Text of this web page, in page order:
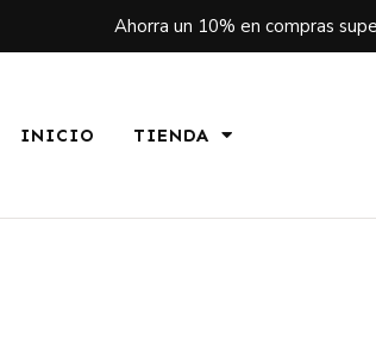
Ahorra un 10% en compras
INICIO TIENDA